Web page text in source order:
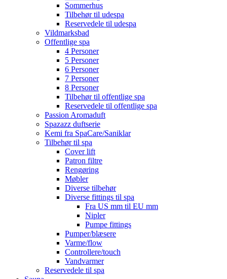
Sommerhus
Tilbehør til udespa
Reservedele til udespa
Vildmarksbad
Offentlige spa
4 Personer
5 Personer
6 Personer
7 Personer
8 Personer
Tilbehør til offentlige spa
Reservedele til offentlige spa
Passion Aromaduft
Spazazz duftserie
Kemi fra SpaCare/Saniklar
Tilbehør til spa
Cover lift
Patron filtre
Rengøring
Møbler
Diverse tilbehør
Diverse fittings til spa
Fra US mm til EU mm
Nipler
Pumpe fittings
Pumper/blæsere
Varme/flow
Controllere/touch
Vandvarmer
Reservedele til spa